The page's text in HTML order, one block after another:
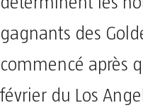
gagnants des
commencé après
février du Los